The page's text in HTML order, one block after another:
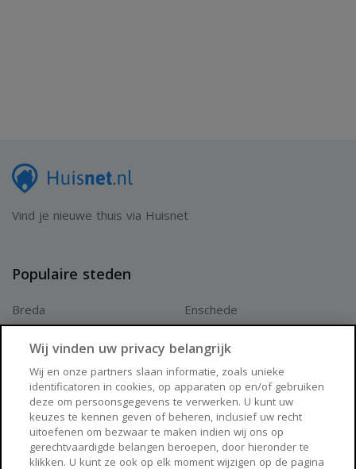
Vind je nieuwe thuis via Huisnet
Populaire steden
Breda
Arnhem
Enschede
Zwolle
Huisnet
Wij vinden uw privacy belangrijk
Wij en onze partners slaan informatie, zoals unieke
identificatoren in cookies, op apparaten op en/of gebruiken
deze om persoonsgegevens te verwerken. U kunt uw
keuzes te kennen geven of beheren, inclusief uw recht
uitoefenen om bezwaar te maken indien wij ons op
gerechtvaardigde belangen beroepen, door hieronder te
klikken. U kunt ze ook op elk moment wijzigen op de pagina